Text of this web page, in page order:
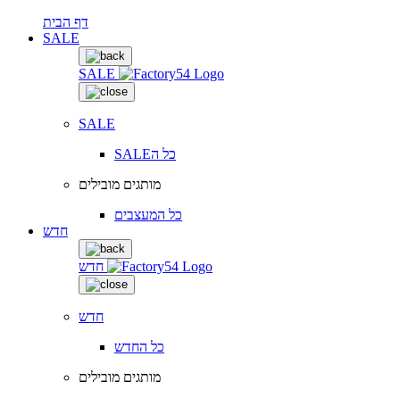
דף הבית
SALE
SALE
SALE
SALEכל ה
מותגים מובילים
כל המעצבים
חדש
חדש
חדש
כל החדש
מותגים מובילים